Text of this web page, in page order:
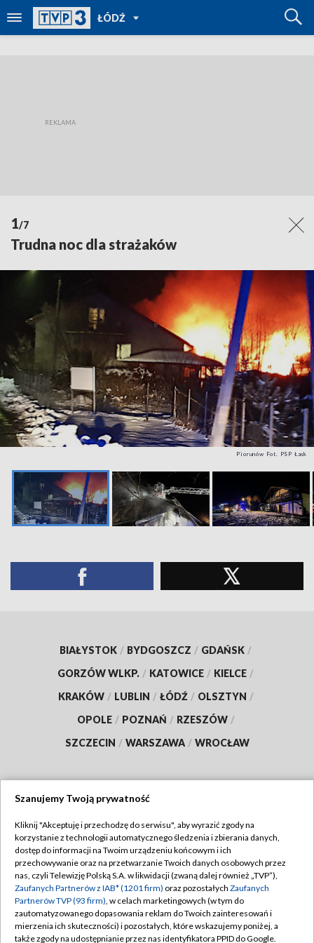
ŁÓDŹ
POWRÓT
DO
REGIONY
1/7
Trudna noc dla strażaków
Piorunów Fot. PSP Łask
BIAŁYSTOK / BYDGOSZCZ / GDAŃSK /
GORZÓW WLKP. / KATOWICE / KIELCE /
KRAKÓW / LUBLIN / ŁÓDŹ / OLSZTYN /
OPOLE / POZNAŃ / RZESZÓW /
SZCZECIN / WARSZAWA / WROCŁAW
TVP
Abonament TVP
Emisja w TVP
Centrum informacji TVP
Naziemna Telewizja Cyfrowa
Regulamin TVP
Polityka prywatności
Moje zgody
Pomoc
Szanujemy Twoją prywatność
Kliknij "Akceptuję i przechodzę do serwisu", aby wyrazić zgody na
korzystanie z technologii automatycznego śledzenia i zbierania danych,
dostęp do informacji na Twoim urządzeniu końcowym i ich
przechowywanie oraz na przetwarzanie Twoich danych osobowych przez
nas, czyli Telewizję Polską S.A. w likwidacji (zwaną dalej również „TVP”),
Zaufanych Partnerów z IAB* (1201 firm) oraz pozostałych Zaufanych
Partnerów TVP (93 firm), w celach marketingowych (w tym do
zautomatyzowanego dopasowania reklam do Twoich zainteresowań i
mierzenia ich skuteczności) i pozostałych, które wskazujemy poniżej, a
także zgody na udostępnianie przez nas identyfikatora PPID do Google.